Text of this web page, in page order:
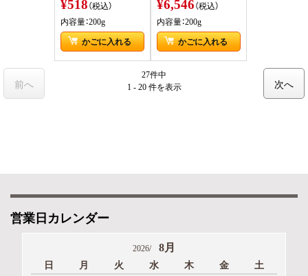
（税込）
内容量：200g
かごに入れる
（税込）
内容量：200g
かごに入れる
27件中
1 - 20 件を表示
前へ 次へ
営業日カレンダー
2026/ 8月
日 月 火 水 木 金
土